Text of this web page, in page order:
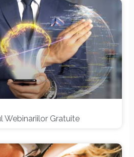
Webinariilor Gratuite